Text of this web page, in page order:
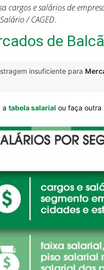
cargos e salários de
/ CAGED.
de
insuficiente para
a tabela salarial ou faça outra